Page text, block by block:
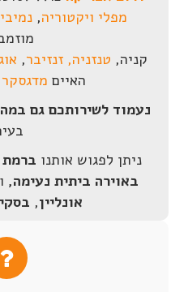
מפלי ויקטוריה,
קניה, טנזניה, זנזיבר,
האיים מדגסקר
נעמוד לשירותכם גם
ניתן לפגוש אותנו ברמת
באוירה ביתית נעימה,
אונליין,